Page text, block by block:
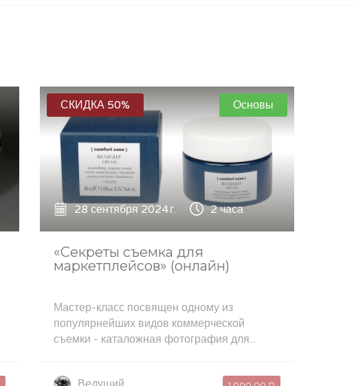
Основы
СКИДКА 50%
28 сентября 2024 г. 2 часа
«Секреты съемка для
маркетплейсов» (онлайн)
Мастер-класс посвящен одному из
популярнейших видов коммерческой
съемки - каталожная фотография для...